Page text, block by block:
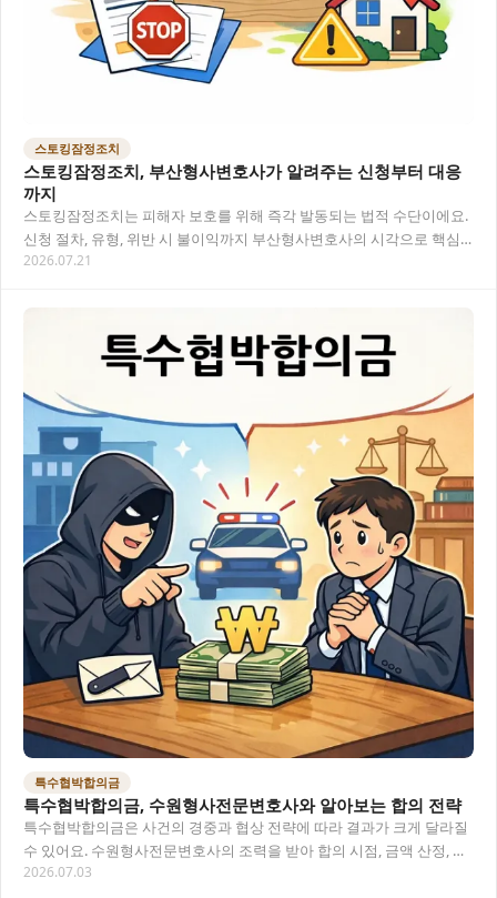
스토킹잠정조치
스토킹잠정조치, 부산형사변호사가 알려주는 신청부터 대응
까지
스토킹잠정조치는 피해자 보호를 위해 즉각 발동되는 법적 수단이에요.
신청 절차, 유형, 위반 시 불이익까지 부산형사변호사의 시각으로 핵심
만 정리했습니다. 목차 스토킹잠정조치란 무엇…
2026.07.21
특수협박합의금
특수협박합의금, 수원형사전문변호사와 알아보는 합의 전략
특수협박합의금은 사건의 경중과 협상 전략에 따라 결과가 크게 달라질
수 있어요. 수원형사전문변호사의 조력을 받아 합의 시점, 금액 산정, 절
차를 정확히 파악하는 것이 중요합니다.…
2026.07.03